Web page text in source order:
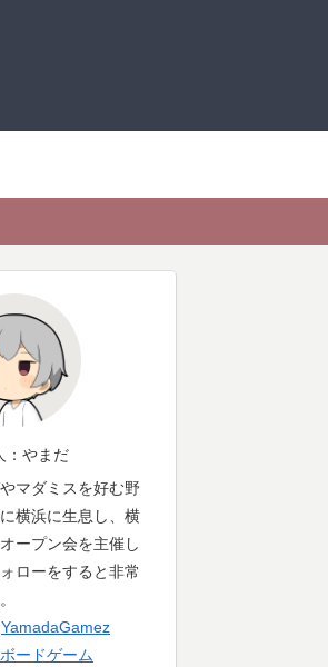
：やまだ
マダミスを好む野
横浜に生息し、横
ープン会を主催し
ローをすると非常
YamadaGamez
ードゲーム